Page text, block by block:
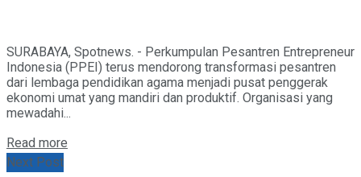
SURABAYA, Spotnews. - Perkumpulan Pesantren Entrepreneur
Indonesia (PPEI) terus mendorong transformasi pesantren
dari lembaga pendidikan agama menjadi pusat penggerak
ekonomi umat yang mandiri dan produktif. Organisasi yang
mewadahi...
Read more
Next Post